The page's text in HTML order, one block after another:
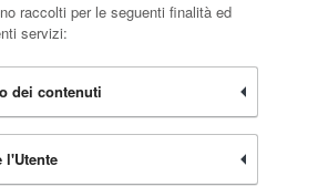
raccolti per le seguenti finalità ed
servizi:
dei contenuti
l'Utente